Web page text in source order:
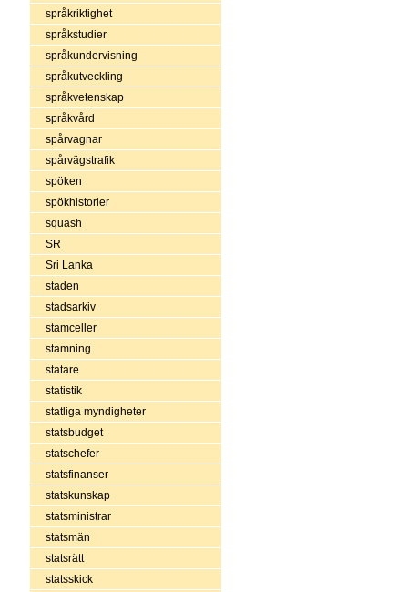
språkriktighet
språkstudier
språkundervisning
språkutveckling
språkvetenskap
språkvård
spårvagnar
spårvägstrafik
spöken
spökhistorier
squash
SR
Sri Lanka
staden
stadsarkiv
stamceller
stamning
statare
statistik
statliga myndigheter
statsbudget
statschefer
statsfinanser
statskunskap
statsministrar
statsmän
statsrätt
statsskick